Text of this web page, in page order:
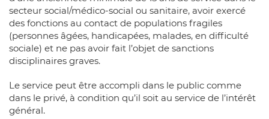
secteur social/médico-social ou sanitaire, avoir exercé
des fonctions au contact de populations fragiles
(personnes âgées, handicapées, malades, en difficulté
sociale) et ne pas avoir fait l’objet de sanctions
disciplinaires graves.
Le service peut être accompli dans le public comme
dans le privé, à condition qu’il soit au service de l’intérêt
général.